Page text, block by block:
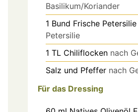
Basilikum/Koriander
1 Bund Frische Petersilie
Petersilie
1 TL Chiliflocken nach
Salz und Pfeffer nach
Für das Dressing